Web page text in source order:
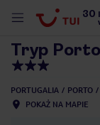
30
Tryp
PORTUGALIA PORTO
POKAŻ NA MAPIE